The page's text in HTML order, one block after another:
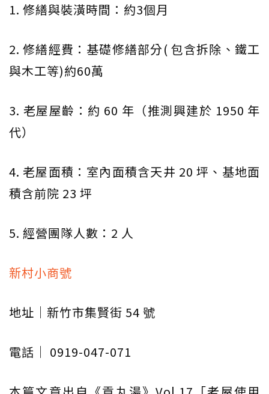
1. 修繕與裝潢時間：約3個月
2. 修繕經費：基礎修繕部分( 包含拆除、鐵工
與木工等)約60萬
3. 老屋屋齡：約 60 年（推測興建於 1950 年
代）
4. 老屋面積：室內面積含天井 20 坪、基地面
積含前院 23 坪
5. 經營團隊人數：2 人
新村小商號
地址｜新竹市集賢街 54 號
電話｜ 0919-047-071